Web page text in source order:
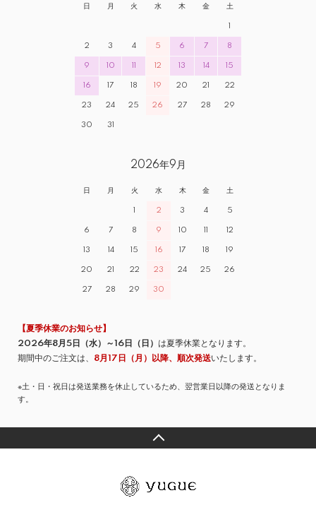
日 月 火 水 木 金 土
1
2 3 4 5 6 7 8
9 10 11 12 13 14 15
16 17 18 19 20 21 22
23 24 25 26 27 28 29
30 31
2026年9月
日 月 火 水 木 金 土
1 2 3 4 5
6 7 8 9 10 11 12
13 14 15 16 17 18 19
20 21 22 23 24 25 26
27 28 29 30
【夏季休業のお知らせ】
2026年8月5日（水）～16日（日） は夏季休業となります。
期間中のご注文は、 8月17日（月）以降、順次発送いたします。
※土・日・祝日は発送業務を休止しているため、翌営業日以降の発送となりま
す。